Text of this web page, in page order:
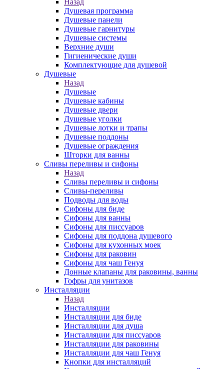
Назад
Душевая программа
Душевые панели
Душевые гарнитуры
Душевые системы
Верхние души
Гигиенические души
Комплектующие для душевой
Душевые
Назад
Душевые
Душевые кабины
Душевые двери
Душевые уголки
Душевые лотки и трапы
Душевые поддоны
Душевые ограждения
Шторки для ванны
Сливы переливы и сифоны
Назад
Сливы переливы и сифоны
Сливы-переливы
Подводы для воды
Сифоны для биде
Сифоны для ванны
Сифоны для писсуаров
Сифоны для поддона душевого
Сифоны для кухонных моек
Сифоны для раковин
Сифоны для чаш Генуя
Донные клапаны для раковины, ванны
Гофры для унитазов
Инсталляции
Назад
Инсталляции
Инсталляции для биде
Инсталляции для душа
Инсталляции для писсуаров
Инсталляции для раковины
Инсталляции для чаш Генуя
Кнопки для инсталляций